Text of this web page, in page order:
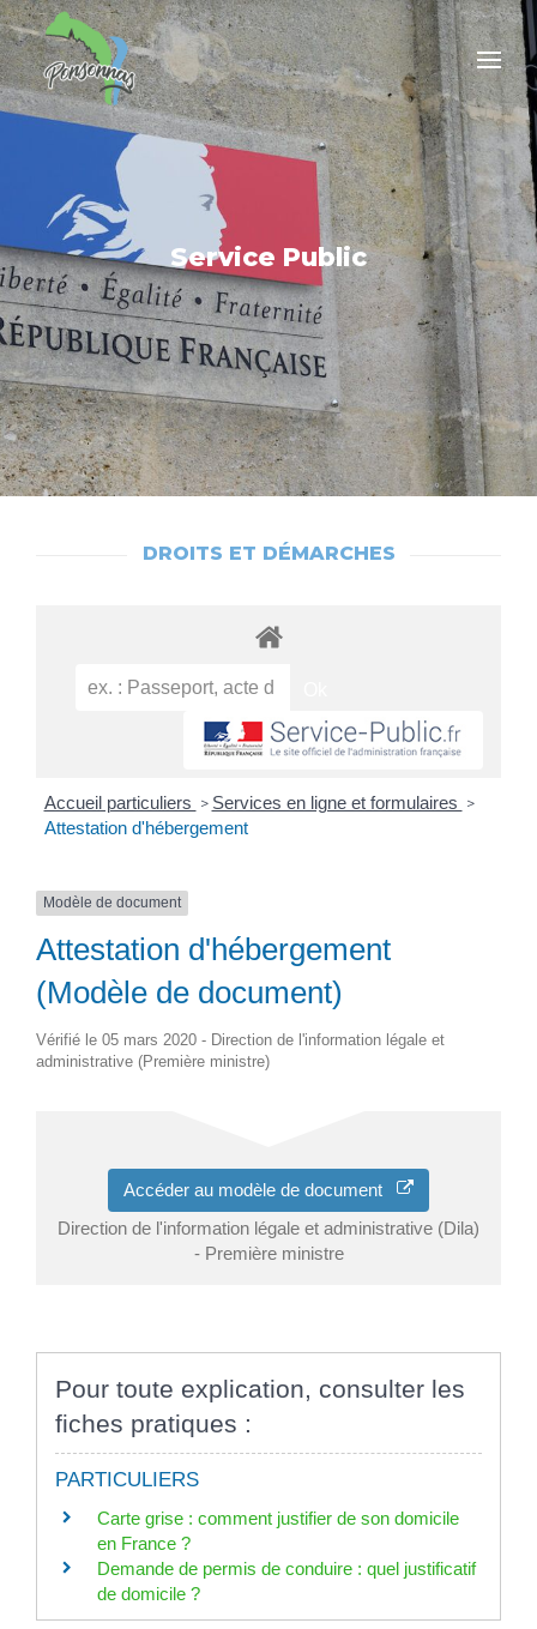
Service Public
DROITS ET DÉMARCHES
Accueil particuliers > Services en ligne et formulaires >
Attestation d'hébergement
Modèle de document
Attestation d'hébergement
(Modèle de document)
Vérifié le 05 mars 2020 - Direction de l'information légale et
administrative (Première ministre)
Accéder au modèle de document
Direction de l'information légale et administrative (Dila)
- Première ministre
Pour toute explication, consulter les
fiches pratiques :
PARTICULIERS
Carte grise : comment justifier de son domicile
en France ?
Demande de permis de conduire : quel justificatif
de domicile ?